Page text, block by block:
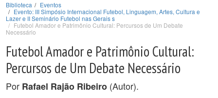
Biblioteca
Eventos
Evento: III Simpósio Internacional Futebol, Linguagem, Artes, Cultura e
Lazer e II Seminário Futebol nas Gerais s
Futebol Amador e Patrimônio Cultural: Percursos de Um Debate
Necessário
Futebol Amador e Patrimônio Cultural:
Percursos de Um Debate Necessário
Por Rafael Rajão Ribeiro (Autor).